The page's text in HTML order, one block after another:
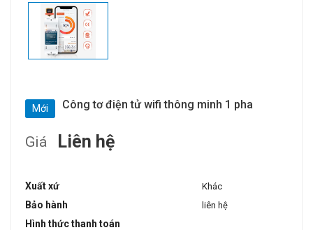
Mới Công tơ điện tử wifi thông minh 1 pha
Giá Liên hệ
Xuất xứ Khác
Bảo hành liên hệ
Hình thức thanh toán